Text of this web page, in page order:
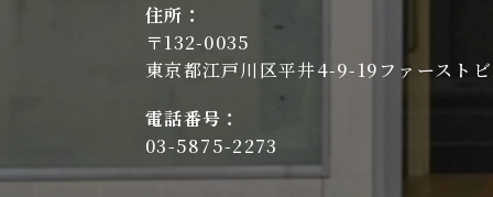
住所：
〒132-0035
東京都江戸川区平井4-9-19ファースト
電話番号：
03-5875-2273